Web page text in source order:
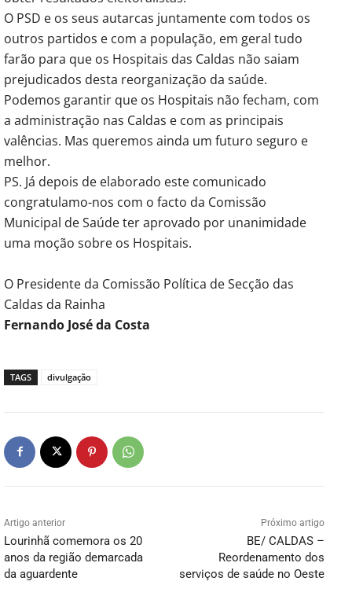
O PSD e os seus autarcas juntamente com todos os
outros partidos e com a população, em geral tudo
farão para que os Hospitais das Caldas não saiam
prejudicados desta reorganização da saúde.
Podemos garantir que os Hospitais não fecham, com
a administração nas Caldas e com as principais
valências. Mas queremos ainda um futuro seguro e
melhor.
PS. Já depois de elaborado este comunicado
congratulamo-nos com o facto da Comissão
Municipal de Saúde ter aprovado por unanimidade
uma moção sobre os Hospitais.
O Presidente da Comissão Política de Secção das
Caldas da Rainha
Fernando José da Costa
TAGS divulgação
Artigo anterior
Lourinhã comemora os 20
anos da região demarcada
da aguardente
Próximo artigo
BE/ CALDAS –
Reordenamento dos
serviços de saúde no Oeste